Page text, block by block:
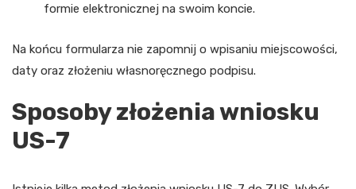
formie elektronicznej na swoim koncie.
Na końcu formularza nie zapomnij o wpisaniu miejscowości,
daty oraz złożeniu własnoręcznego podpisu.
Sposoby złożenia wniosku
US-7